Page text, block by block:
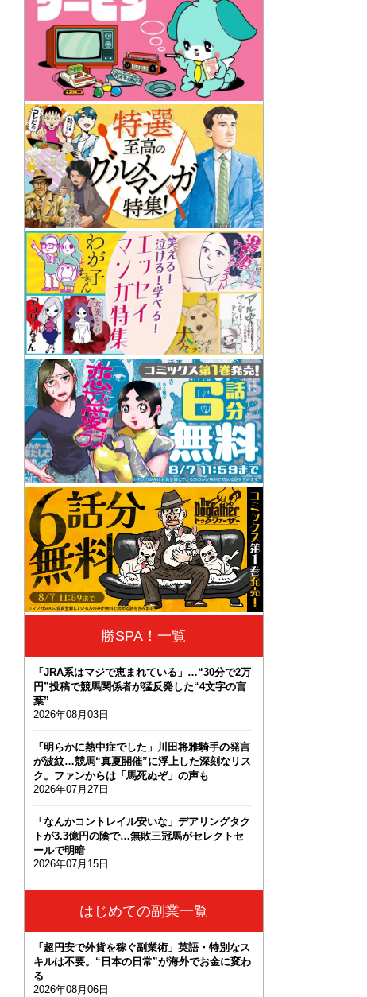
勝SPA！一覧
「JRA系はマジで恵まれている」…“30分で2万
円”投稿で競馬関係者が猛反発した“4文字の言
葉”
2026年08月03日
「明らかに熱中症でした」川田将雅騎手の発言
が波紋…競馬“真夏開催”に浮上した深刻なリス
ク。ファンからは「馬死ぬぞ」の声も
2026年07月27日
「なんかコントレイル安いな」デアリングタク
トが3.3億円の陰で…無敗三冠馬がセレクトセ
ールで明暗
2026年07月15日
はじめての副業一覧
「超円安で外貨を稼ぐ副業術」英語・特別なス
キルは不要。“日本の日常”が海外でお金に変わ
る
2026年08月06日